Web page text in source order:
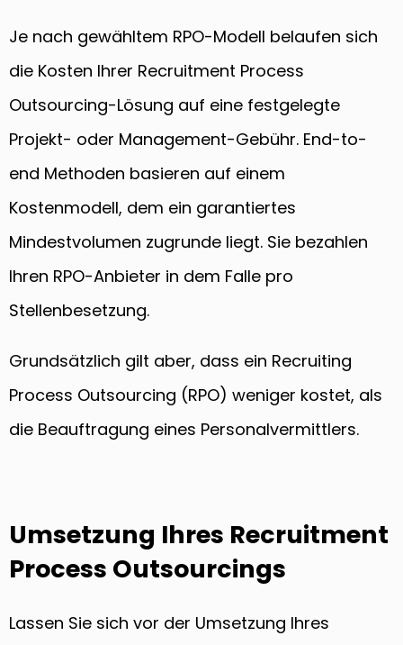
Je nach gewähltem RPO-Modell belaufen sich
die Kosten Ihrer Recruitment Process
Outsourcing-Lösung auf eine festgelegte
Projekt- oder Management-Gebühr. End-to-
end Methoden basieren auf einem
Kostenmodell, dem ein garantiertes
Mindestvolumen zugrunde liegt. Sie bezahlen
Ihren RPO-Anbieter in dem Falle pro
Stellenbesetzung.
Grundsätzlich gilt aber, dass ein Recruiting
Process Outsourcing (RPO) weniger kostet, als
die Beauftragung eines Personalvermittlers.
Umsetzung Ihres Recruitment
Process Outsourcings
Lassen Sie sich vor der Umsetzung Ihres